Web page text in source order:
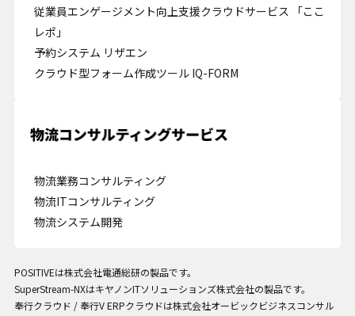
従業員エンゲージメント向上支援クラウドサービス 「ここ
レポ」
予約システム リザエン
クラウド型フォーム作成ツール IQ-FORM
物流業務コンサルティング
物流ITコンサルティング
物流システム開発
POSITIVEは株式会社電通総研の製品です。
SuperStream-NXはキヤノンITソリューションズ株式会社の製品です。
奉行クラウド / 奉行V ERPクラウドは株式会社オービックビジネスコンサル
プライバシー情報
プライバシー情報
お客様が当サイトを訪れると、ブラウザに情報が保存される、またはブラウ
ザに保存された情報が取得されることがあります。情報の主な保存先は
せる目的を中心に使われます。個人を直接特定できる情報が保存されること
は通常ありませんが、Web サイトのパーソナライズに使われることはあり
ます。鈴与シンワートではプライバシーの権利を尊重しており、一部の